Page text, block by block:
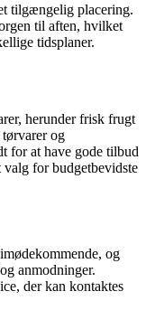
tilgængelig placering.
til aften, hvilket
tidsplaner.
herunder frisk frugt
og
for at have gode tilbud
for budgetbevidste
og
anmodninger.
der kan kontaktes